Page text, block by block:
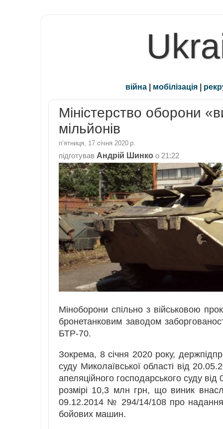
війна | мобілізація |
Міністерство оборони
мільйонів
пʼятниця, 17 січня 2020 р.
підготував Андрій Шинко о 21:22
Міноборони спільно з військовою
бронетанковим заводом
БТР-70.
Зокрема, 8 січня 2020 року,
суду Миколаївської області від
апеляційного господарського суду
розмірі 10,3 млн грн, що виник
09.12.2014 № 294/14/108 про надання
бойових машин.